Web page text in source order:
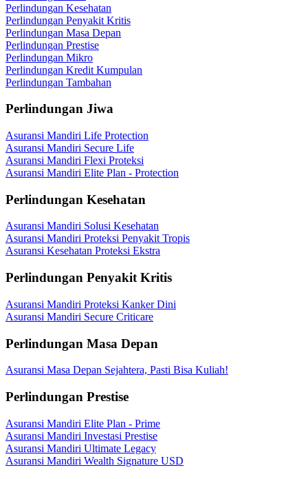
Perlindungan Kesehatan
Perlindungan Penyakit Kritis
Perlindungan Masa Depan
Perlindungan Prestise
Perlindungan Mikro
Perlindungan Kredit Kumpulan
Perlindungan Tambahan
Perlindungan Jiwa
Asuransi Mandiri Life Protection
Asuransi Mandiri Secure Life
Asuransi Mandiri Flexi Proteksi
Asuransi Mandiri Elite Plan - Protection
Perlindungan Kesehatan
Asuransi Mandiri Solusi Kesehatan
Asuransi Mandiri Proteksi Penyakit Tropis
Asuransi Kesehatan Proteksi Ekstra
Perlindungan Penyakit Kritis
Asuransi Mandiri Proteksi Kanker Dini
Asuransi Mandiri Secure Criticare
Perlindungan Masa Depan
Asuransi Masa Depan Sejahtera, Pasti Bisa Kuliah!
Perlindungan Prestise
Asuransi Mandiri Elite Plan - Prime
Asuransi Mandiri Investasi Prestise
Asuransi Mandiri Ultimate Legacy
Asuransi Mandiri Wealth Signature USD